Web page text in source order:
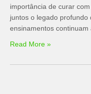
importância de curar
juntos o legado profundo
ensinamentos
Read More »